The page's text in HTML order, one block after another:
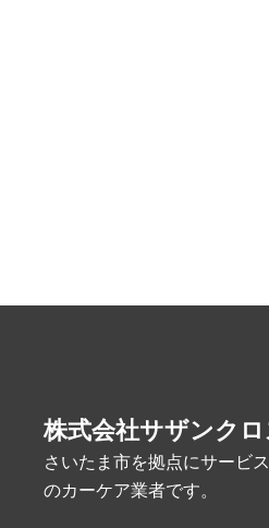
株式会社サザンクロ
さいたま市を拠点にサービ
のカーケア業者です。